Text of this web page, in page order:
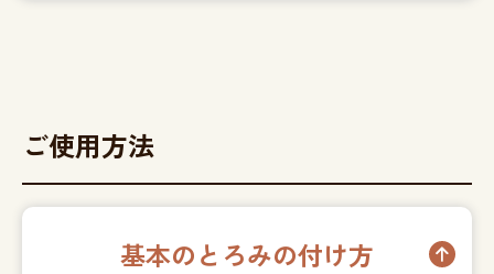
ご使用方法
基本のとろみの付け方